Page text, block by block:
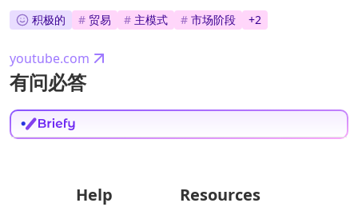
积极的 # 贸易 # 主模式 # 市场阶段 +2
youtube.com
有问必答
Help Resources